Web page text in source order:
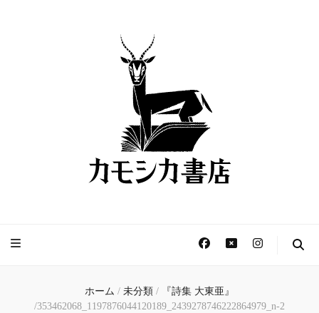
店と古本屋、読書用カ
ホーム / 未分類 /
『詩集 大東亜』
/353462068_1197876044120189_2439278746222864979_n-2